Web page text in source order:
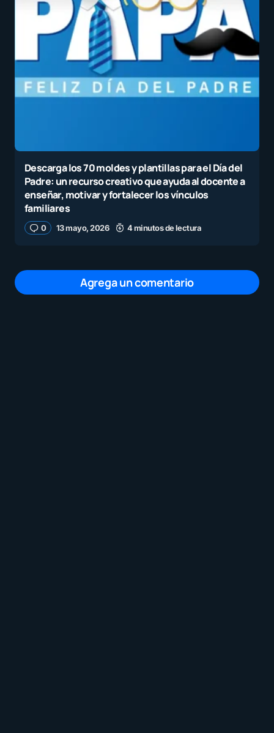
Descarga los 70 moldes y plantillas para el Día del
Padre: un recurso creativo que ayuda al docente a
enseñar, motivar y fortalecer los vínculos
familiares
0 13 mayo, 2026 4 minutos de lectura
Agrega un comentario